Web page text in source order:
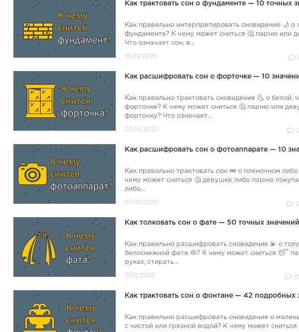
Как трактовать сон о фундаменте — 10 точных
Как правильно интерпретировать сновидение 🌙 о
фундаменте? К чему может сниться 🤔 парню или
Что означает сон, в...
Как расшифровать сон о форточке — 10
Как правильно трактовать сновидение 🌜 о белой,
форточке? К чему может сниться 🤔 парню или
форточку? Что означает...
Как расшифровать сон о фотоаппарате — 10
Как правильно трактовать сон 💤 о пленочном
чему может сниться 🤔 девушке либо парню
либо...
Как толковать сон о фате — 50 точных значений
Как правильно расшифровать сновидение 💫 о
белоснежной фате 👰? К чему может сниться 😴
руках, стирать...
Как трактовать сон о фонтане — 42 подробных
Как правильно расшифровать сновидение о
с чистой или грязной водой? К чему может